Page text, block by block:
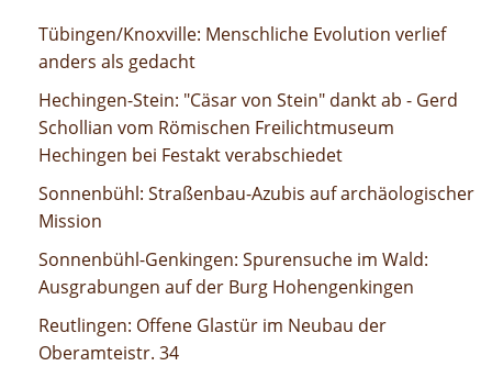
Menschliche Evolution verlief anders als gedacht
Tübingen/Knoxville: Menschliche Evolution verlief
anders als gedacht
"Cäsar von Stein" dankt ab - Gerd Schollian vom
Römischen Freilichtmuseum Hechingen bei Festakt
verabschiedet
Hechingen-Stein: "Cäsar von Stein" dankt ab - Gerd
Schollian vom Römischen Freilichtmuseum
Hechingen bei Festakt verabschiedet
Straßenbau-Azubis auf archäologischer Mission
Sonnenbühl: Straßenbau-Azubis auf archäologischer
Mission
Spurensuche im Wald: Ausgrabungen auf der Burg
Hohengenkingen
Sonnenbühl-Genkingen: Spurensuche im Wald:
Ausgrabungen auf der Burg Hohengenkingen
Offene Glastür im Neubau der Oberamteistr. 34
Reutlingen: Offene Glastür im Neubau der
Oberamteistr. 34